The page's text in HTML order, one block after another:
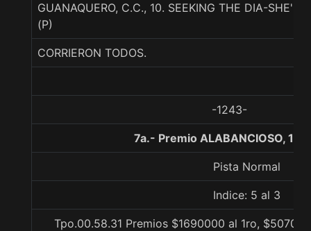
GUANAQUERO, C.C., 10. SEEKING THE DIA-SHE'S
(P)
CORRIERON TODOS.
-1243-
7a.- Premio ALABANCIOSO,
Pista Normal
Indice: 5 al 3
Tpo.00.58.31 Premios $1690000 al 1ro,